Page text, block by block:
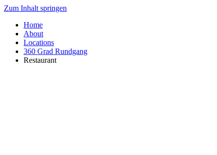
Zum Inhalt springen
Home
About
Locations
360 Grad Rundgang
Restaurant